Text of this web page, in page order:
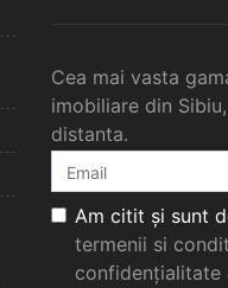
Cea mai vasta
imobiliare din
distanta.
Am citit și sunt
termenii si
confidențialitate